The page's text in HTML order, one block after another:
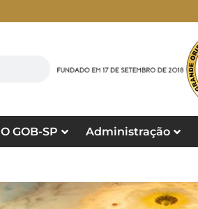
O GOB-SP Administração